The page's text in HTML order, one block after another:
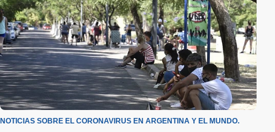
NOTICIAS SOBRE EL CORONAVIRUS EN ARGENTINA Y EL MUNDO.